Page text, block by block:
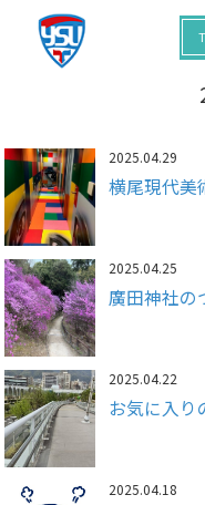
2025.04.29
横尾現代美
2025.04.25
廣田神社の
2025.04.22
お気に入り
2025.04.18